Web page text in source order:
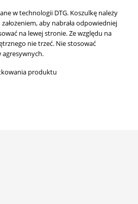
w technologii DTG. Koszulkę należy
aby nabrała odpowiedniej
na lewej stronie. Ze względu na
nie trzeć. Nie stosować
agresywnych.